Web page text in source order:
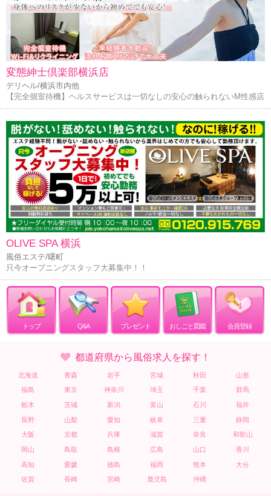
変態紳士倶楽部横浜店
デリヘル/横浜市内他
【完全個室待機】ヘルスサービスは一切なしの安心の触られないM性感店
OLIVE SPA 横浜
風俗エステ/曙町
只今オープニングスタッフ大募集中！！
トップ Q&A プレゼント おしごと図鑑 会員登録
都道府県から風俗求人を探す！
北海道 青森 岩手 宮城 秋田 山形
福島 東京 神奈川 埼玉 千葉 群馬
栃木 茨城 新潟 富山 石川 福井
長野 山梨 愛知 岐阜 三重 静岡
大阪 京都 兵庫 滋賀 奈良 和歌山
岡山 鳥取 島根 広島 山口 香川
高知 愛媛 徳島 福岡 熊本 大分
佐賀 長崎 宮崎 鹿児島 沖縄